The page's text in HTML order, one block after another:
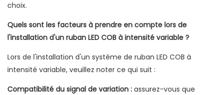
choix.
Quels sont les facteurs à prendre en compte lors de
l'installation d'un ruban LED COB à intensité variable ?
Lors de l'installation d'un système de ruban LED COB à
intensité variable, veuillez noter ce qui suit :
Compatibilité du signal de variation : assurez-vous que